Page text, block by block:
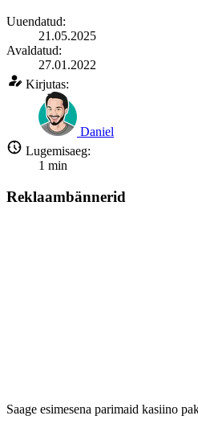
Uuendatud:
21.05.2025
Avaldatud:
27.01.2022
Kirjutas:
Daniel
Lugemisaeg:
1 min
Reklaambännerid
Saage esimesena parimaid kasiino